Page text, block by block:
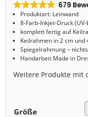
679
Produktart: Leinwand
8-Farb-Inkjet-Druck
komplett fertig auf
Keilrahmen in 2 cm
Spiegelrahmung –
Handarbeit Made in
Weitere Produkte
Größe